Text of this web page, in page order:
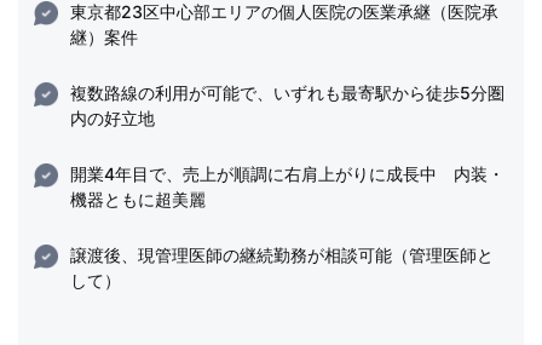
東京都23区中心部エリアの個人医院の医業承継（医院承
継）案件
複数路線の利用が可能で、いずれも最寄駅から徒歩5分圏
内の好立地
開業4年目で、売上が順調に右肩上がりに成長中 内装・
機器ともに超美麗
譲渡後、現管理医師の継続勤務が相談可能（管理医師と
して）